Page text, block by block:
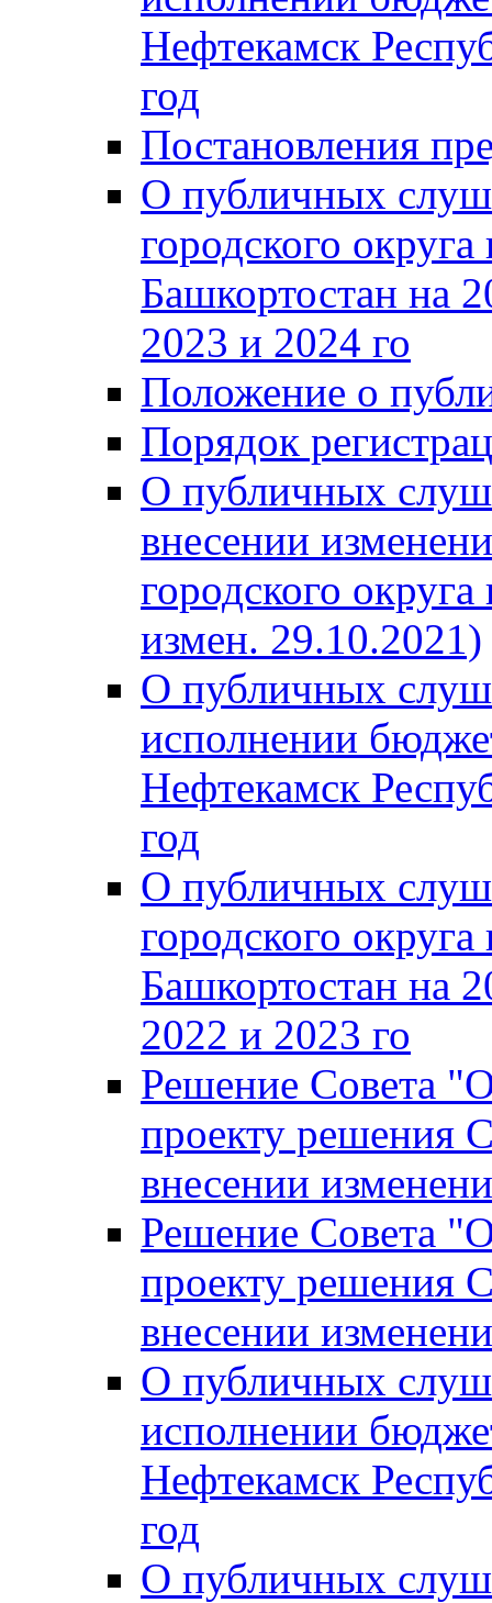
Нефтекамск
год
Постановления
О публичных
городского
Башкортостан на
2023 и 2024 го
Положение о
Порядок
О публичных
внесении
городского
измен. 29.10.2021)
О публичных
исполнении
Нефтекамск
год
О публичных
городского
Башкортостан на
2022 и 2023 го
Решение Совета
проекту решения
внесении
Решение Совета
проекту решения
внесении
О публичных
исполнении
Нефтекамск
год
О публичных